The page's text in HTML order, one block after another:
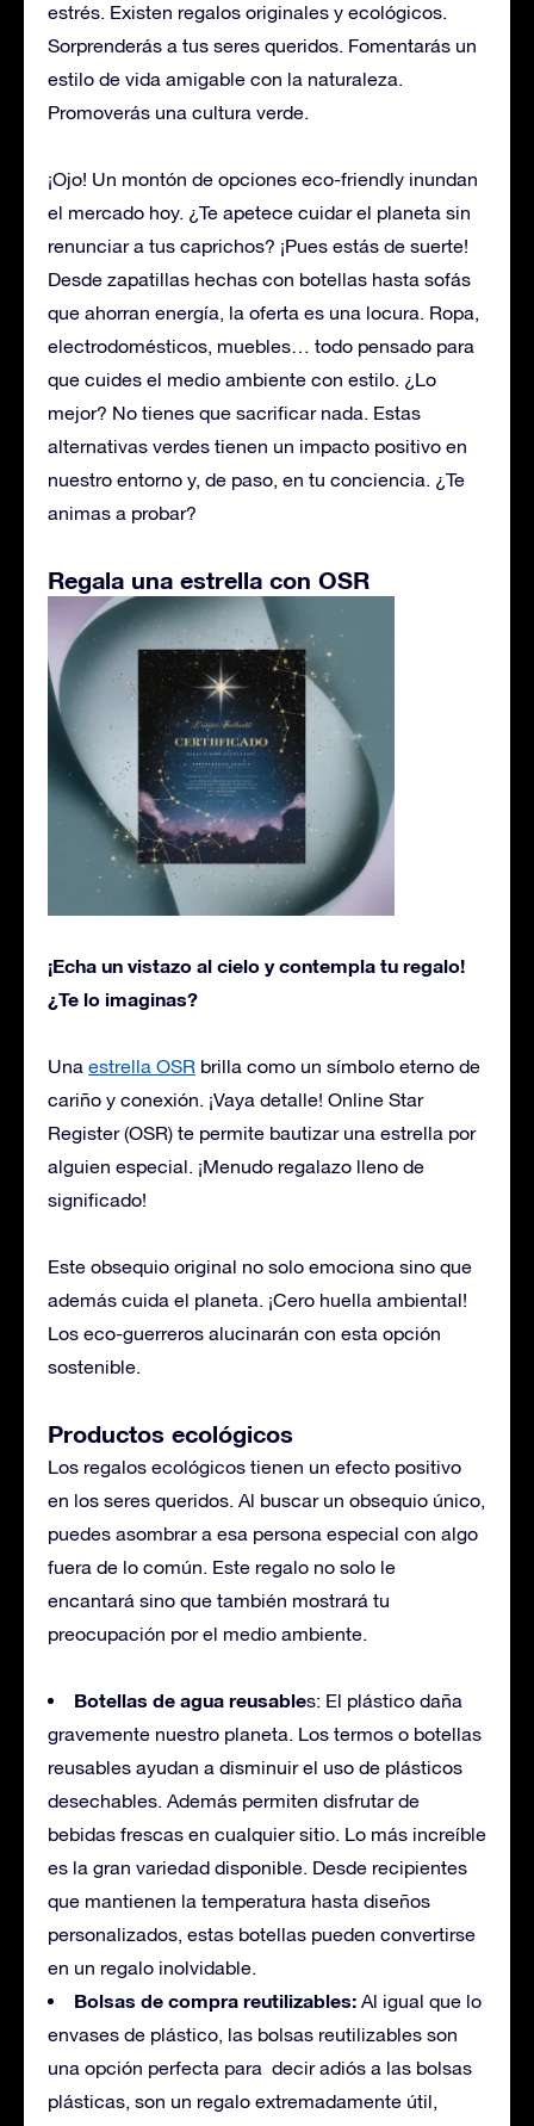
estrés. Existen regalos originales y ecológicos.
Sorprenderás a tus seres queridos. Fomentarás un
estilo de vida amigable con la naturaleza.
Promoverás una cultura verde.
¡Ojo! Un montón de opciones eco-friendly inundan
el mercado hoy. ¿Te apetece cuidar el planeta sin
renunciar a tus caprichos? ¡Pues estás de suerte!
Desde zapatillas hechas con botellas hasta sofás
que ahorran energía, la oferta es una locura. Ropa,
electrodomésticos, muebles… todo pensado para
que cuides el medio ambiente con estilo. ¿Lo
mejor? No tienes que sacrificar nada. Estas
alternativas verdes tienen un impacto positivo en
nuestro entorno y, de paso, en tu conciencia. ¿Te
animas a probar?
Regala una estrella con OSR
¡Echa un vistazo al cielo y contempla tu regalo!
¿Te lo imaginas?
Una estrella OSR brilla como un símbolo eterno de
cariño y conexión. ¡Vaya detalle! Online Star
Register (OSR) te permite bautizar una estrella por
alguien especial. ¡Menudo regalazo lleno de
significado!
Este obsequio original no solo emociona sino que
además cuida el planeta. ¡Cero huella ambiental!
Los eco-guerreros alucinarán con esta opción
sostenible.
Productos ecológicos
Los regalos ecológicos tienen un efecto positivo
en los seres queridos. Al buscar un obsequio único,
puedes asombrar a esa persona especial con algo
fuera de lo común. Este regalo no solo le
encantará sino que también mostrará tu
preocupación por el medio ambiente.
Botellas de agua reusables: El plástico daña
gravemente nuestro planeta. Los termos o botellas
reusables ayudan a disminuir el uso de plásticos
desechables. Además permiten disfrutar de
bebidas frescas en cualquier sitio. Lo más increíble
es la gran variedad disponible. Desde recipientes
que mantienen la temperatura hasta diseños
personalizados, estas botellas pueden convertirse
en un regalo inolvidable.
Bolsas de compra reutilizables: Al igual que lo
envases de plástico, las bolsas reutilizables son
una opción perfecta para decir adiós a las bolsas
plásticas, son un regalo extremadamente útil,